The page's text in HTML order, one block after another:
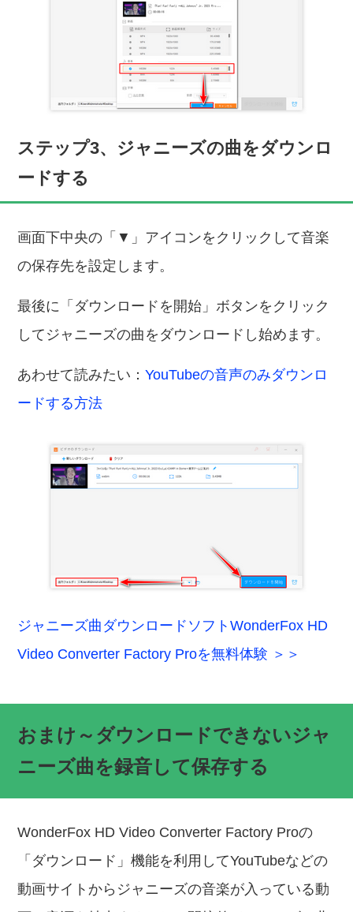
ステップ3、ジャニーズの曲をダウンロ
ードする
画面下中央の「▼」アイコンをクリックして音楽
の保存先を設定します。
最後に「ダウンロードを開始」ボタンをクリック
してジャニーズの曲をダウンロードし始めます。
あわせて読みたい：YouTubeの音声のみダウンロ
ードする方法
ジャニーズ曲ダウンロードソフトWonderFox HD
Video Converter Factory Proを無料体験 ＞＞
おまけ～ダウンロードできないジャ
ニーズ曲を録音して保存する
WonderFox HD Video Converter Factory Proの
「ダウンロード」機能を利用してYouTubeなどの
動画サイトからジャニーズの音楽が入っている動